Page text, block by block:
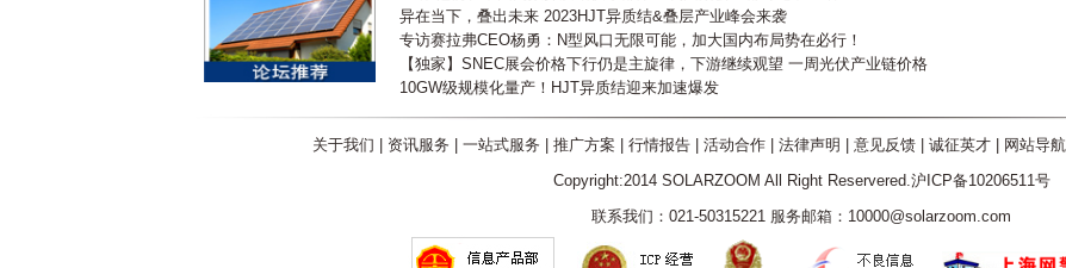
异在当下，叠出未来 2023HJT异质结&叠层产业峰会来袭
专访赛拉弗CEO杨勇：N型风口无限可能，加大国内布局势在必行！
【独家】SNEC展会价格下行仍是主旋律，下游继续观望 一周光伏产业链价格
10GW级规模化量产！HJT异质结迎来加速爆发
关于我们 | 资讯服务 | 一站式服务 | 推广方案 | 行情报告| 活动合作| 法律声明 | 意见反馈| 诚征英才| 网站导航
Copyright:2014 SOLARZOOM All Right Reservered.沪ICP备10206511号
联系我们：021-50315221 服务邮箱：10000@solarzoom.com